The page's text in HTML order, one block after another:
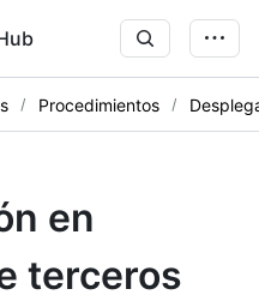
Procedimientos
en
terceros